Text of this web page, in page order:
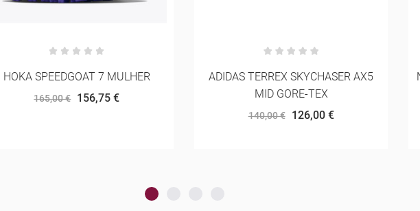
ADIDAS TERREX SKYCHASER AX5
MID GORE-TEX
NEW BALANCE TSHIRT GRAPHIC HT
DEEP OLIVE GREEN
32,00 €